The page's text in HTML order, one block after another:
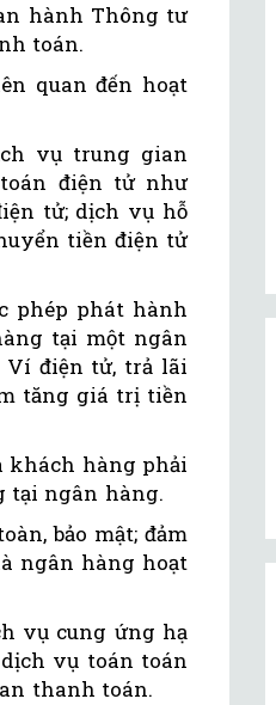
hành Thông tư
toán.
quan đến hoạt
vụ trung gian
điện tử như
tử; dịch vụ hỗ
tiền điện tử
phép phát hành
tại một ngân
Ví điện tử, trả lãi
tăng giá trị tiền
khách hàng phải
tại ngân hàng.
bảo mật; đảm
ngân hàng hoạt
vụ cung ứng hạ
vụ toán toán
thanh toán.